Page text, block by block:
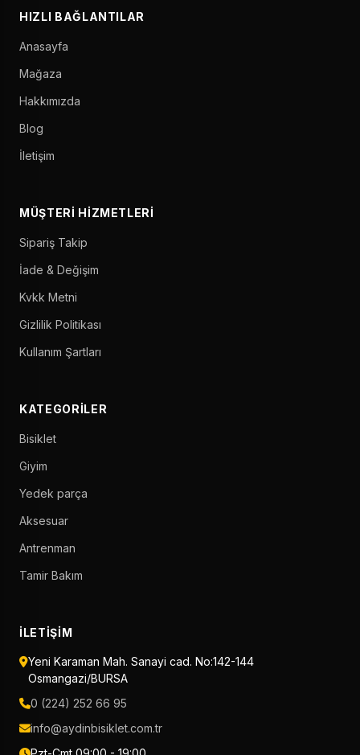
HIZLI BAĞLANTILAR
Anasayfa
Mağaza
Hakkımızda
Blog
İletişim
MÜŞTERI HIZMETLERI
Sipariş Takip
İade & Değişim
Kvkk Metni
Gizlilik Politikası
Kullanım Şartları
KATEGORILER
Bisiklet
Giyim
Yedek parça
Aksesuar
Antrenman
Tamir Bakım
İLETIŞIM
Yeni Karaman Mah. Sanayi cad. No:142-144
Osmangazi/BURSA
0 (224) 252 66 95
info@aydinbisiklet.com.tr